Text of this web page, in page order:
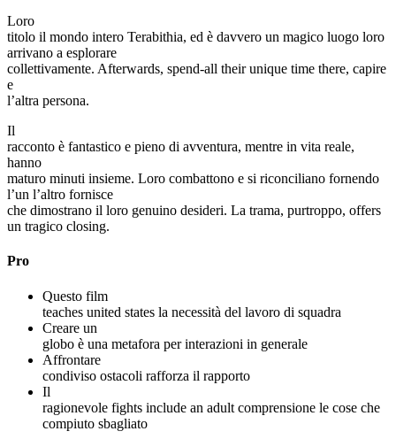
Loro
titolo il mondo intero Terabithia, ed è davvero un magico luogo loro
arrivano a esplorare
collettivamente. Afterwards, spend-all their unique time there, capire
e
l’altra persona.
Il
racconto è fantastico e pieno di avventura, mentre in vita reale,
hanno
maturo minuti insieme. Loro combattono e si riconciliano fornendo
l’un l’altro fornisce
che dimostrano il loro genuino desideri. La trama, purtroppo, offers
un tragico closing.
Pro
Questo film
teaches united states la necessità del lavoro di squadra
Creare un
globo è una metafora per interazioni in generale
Affrontare
condiviso ostacoli rafforza il rapporto
Il
ragionevole fights include an adult comprensione le cose che
compiuto sbagliato